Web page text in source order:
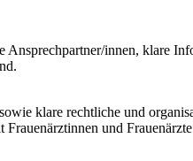
Ansprechpartner/innen, klare
klare rechtliche und
und